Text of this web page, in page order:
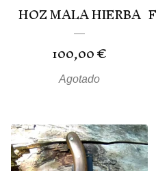
HOZ MALA HIERBA
100,00€
Agotado